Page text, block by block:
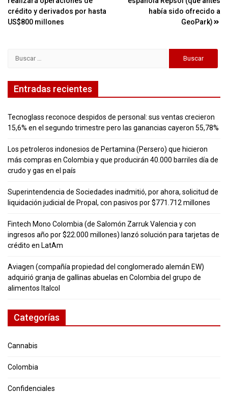
entradas
crédito y derivados por hasta
US$800 millones
había sido ofrecido a
GeoPark)
Entradas recientes
Tecnoglass reconoce despidos de personal: sus ventas crecieron
15,6% en el segundo trimestre pero las ganancias cayeron 55,78%
Los petroleros indonesios de Pertamina (Persero) que hicieron
más compras en Colombia y que producirán 40.000 barriles día de
crudo y gas en el país
Superintendencia de Sociedades inadmitió, por ahora, solicitud de
liquidación judicial de Propal, con pasivos por $771.712 millones
Fintech Mono Colombia (de Salomón Zarruk Valencia y con
ingresos año por $22.000 millones) lanzó solución para tarjetas de
crédito en LatAm
Aviagen (compañía propiedad del conglomerado alemán EW)
adquirió granja de gallinas abuelas en Colombia del grupo de
alimentos Italcol
Categorías
Cannabis
Colombia
Confidenciales